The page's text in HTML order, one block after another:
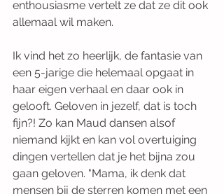
enthousiasme vertelt ze dat ze dit ook
allemaal wil maken.
Ik vind het zo heerlijk, de fantasie van
een 5-jarige die helemaal opgaat in
haar eigen verhaal en daar ook in
gelooft. Geloven in jezelf, dat is toch
fijn?! Zo kan Maud dansen alsof
niemand kijkt en kan vol overtuiging
dingen vertellen dat je het bijna zou
gaan geloven. "Mama, ik denk dat
mensen bij de sterren komen met een